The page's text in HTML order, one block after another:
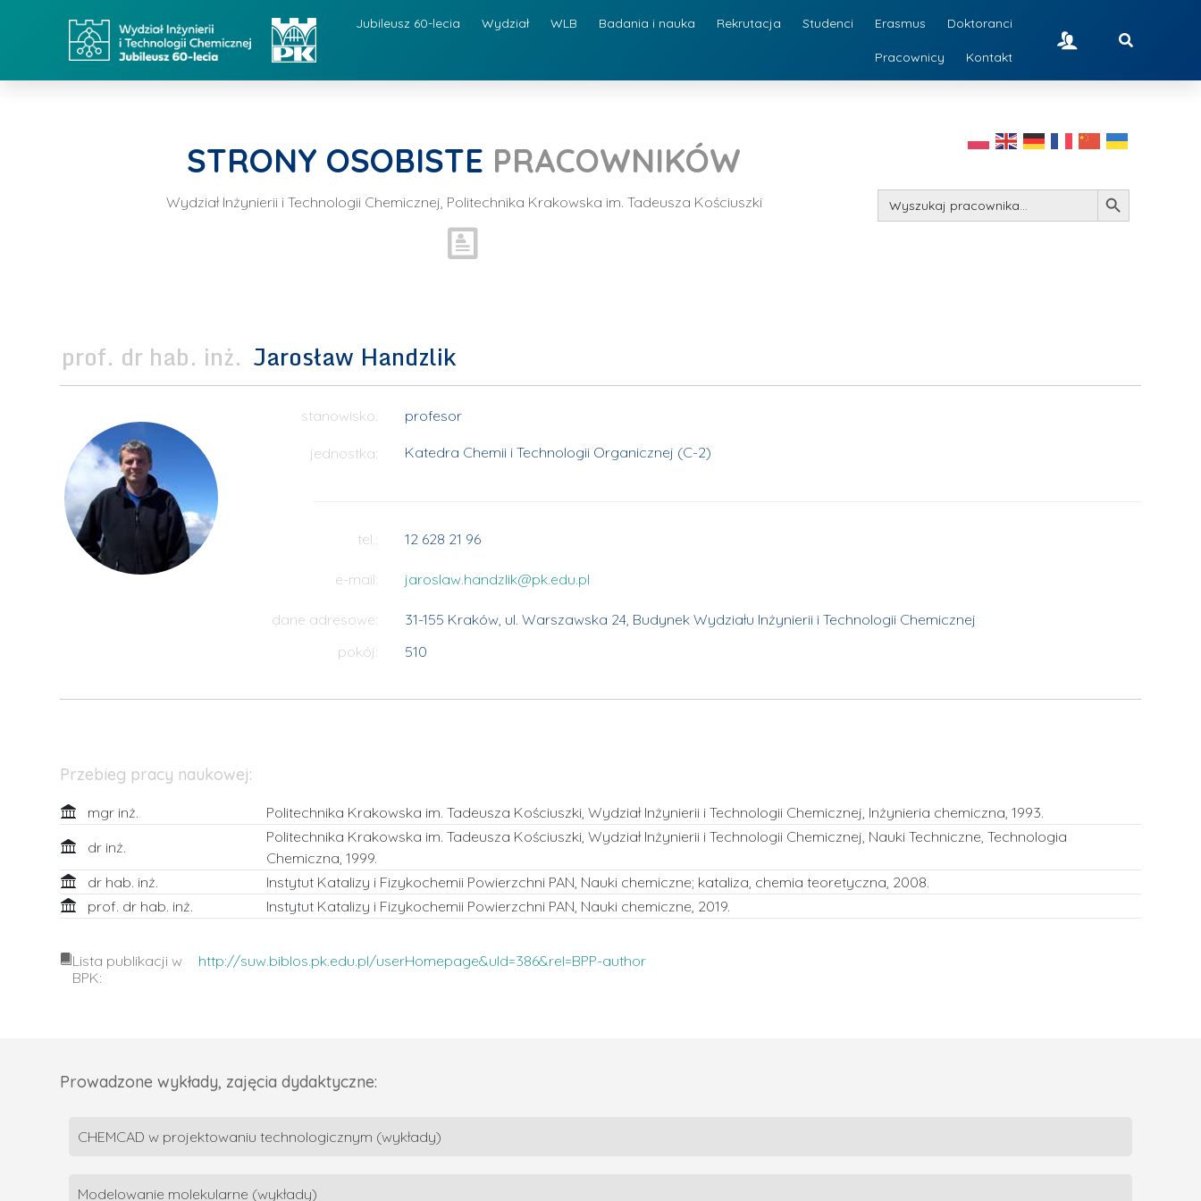
Jubileusz 60-lecia Wydział WLB Badania i nauka Rekrutacja Studenci Erasmus Doktoranci
Pracownicy Kontakt
STRONY OSOBISTE PRACOWNIKÓW
Wydział Inżynierii i Technologii Chemicznej, Politechnika Krakowska im. Tadeusza Kościuszki Search
for:
Search Button
prof. dr hab. inż. Jarosław Handzlik
stanowisko: profesor
jednostka: Katedra Chemii i Technologii Organicznej (C-2)
tel.: 12 628 21 96
e-mail: jaroslaw.handzlik@pk.edu.pl
dane adresowe:
31-155 Kraków, ul. Warszawska 24, Budynek Wydziału Inżynierii i Technologii Chemicznej
pokój:
510
Przebieg pracy naukowej:
mgr inż.
Politechnika Krakowska im. Tadeusza Kościuszki, Wydział Inżynierii i Technologii Chemicznej, Inżynieria chemiczna, 1993.
dr inż.
Politechnika Krakowska im. Tadeusza Kościuszki, Wydział Inżynierii i Technologii Chemicznej, Nauki Techniczne, Technologia
Chemiczna, 1999.
dr hab. inż.
Instytut Katalizy i Fizykochemii Powierzchni PAN, Nauki chemiczne; kataliza, chemia teoretyczna, 2008.
prof. dr hab. inż.
Instytut Katalizy i Fizykochemii Powierzchni PAN, Nauki chemiczne, 2019.
Lista publikacji w
BPK:
http://suw.biblos.pk.edu.pl/userHomepage&uId=386&rel=BPP-author
Prowadzone wykłady, zajęcia dydaktyczne:
CHEMCAD w projektowaniu technologicznym (wykłady)
Modelowanie molekularne (wykłady)